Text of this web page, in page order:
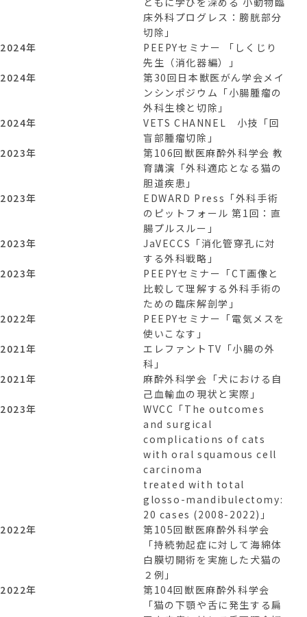
床外科プログレス：膀胱部分
切除」
2024年
PEEPYセミナー 「しくじり
先生（消化器編）」
2024年
第30回日本獣医がん学会メイ
ンシンポジウム「小腸腫瘤の
外科生検と切除」
2024年
VETS CHANNEL 小技「回
盲部腫瘤切除」
2023年
第106回獣医麻酔外科学会 教
育講演「外科適応となる猫の
胆道疾患」
2023年
EDWARD Press「外科手術
のピットフォール 第1回：直
腸プルスルー」
2023年
JaVECCS「消化管穿孔に対
する外科戦略」
2023年
PEEPYセミナー「CT画像と
比較して理解する外科手術の
ための臨床解剖学」
2022年
PEEPYセミナー「電気メスを
使いこなす」
2021年
エレファントTV「小腸の外
科」
2021年
麻酔外科学会「犬における自
己血輸血の現状と実際」
2023年
WVCC「The outcomes
and surgical
complications of cats
with oral squamous cell
carcinoma
treated with total
glosso-mandibulectomy:
20 cases (2008-2022)」
2022年
第105回獣医麻酔外科学会
「持続勃起症に対して海綿体
白膜切開術を実施した犬猫の
２例」
2022年
第104回獣医麻酔外科学会
「猫の下顎や舌に発生する扁